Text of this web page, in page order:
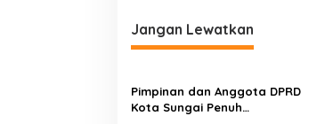
i
g
a
s
Jangan Lewatkan
Pimpinan dan Anggota DPRD
Kota Sungai Penuh